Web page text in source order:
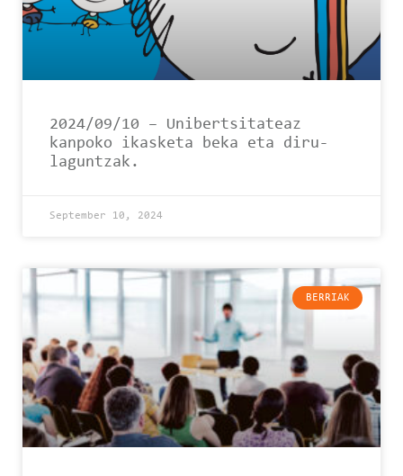
2024/09/10 – Unibertsitateaz
kanpoko ikasketa beka eta diru-
laguntzak.
September 10, 2024
BERRIAK